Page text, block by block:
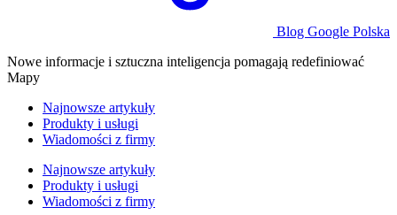
Blog Google Polska
Nowe informacje i sztuczna inteligencja pomagają redefiniować
Mapy
Najnowsze artykuły
Produkty i usługi
Wiadomości z firmy
Najnowsze artykuły
Produkty i usługi
Wiadomości z firmy